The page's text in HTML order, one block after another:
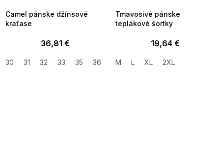
Camel pánske džínsové
kraťase
36,81 €
30 31 32 33 35 36 38 40 42
Tmavosivé pánske
teplákové šortky
19,64 €
M L XL 2XL